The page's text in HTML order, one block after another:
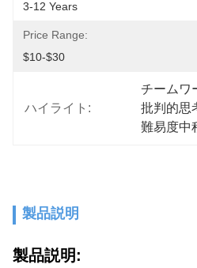
3-12 Years
Price Range:
$10-$30
ハイライト:
チームワ
批判的思
難易度中
製品説明
製品説明: